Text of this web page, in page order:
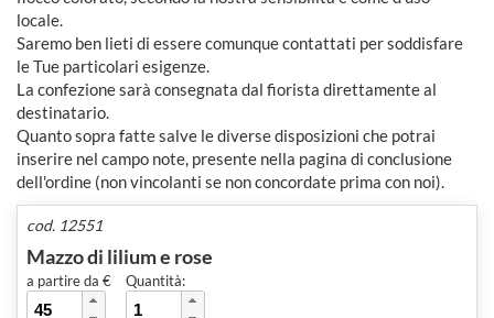
locale.
Saremo ben lieti di essere comunque contattati per soddisfare
le Tue particolari esigenze.
La confezione sarà consegnata dal fiorista direttamente al
destinatario.
Quanto sopra fatte salve le diverse disposizioni che potrai
inserire nel campo note, presente nella pagina di conclusione
dell'ordine (non vincolanti se non concordate prima con noi).
cod. 12551
Mazzo di lilium e rose
a partire da € Quantità: